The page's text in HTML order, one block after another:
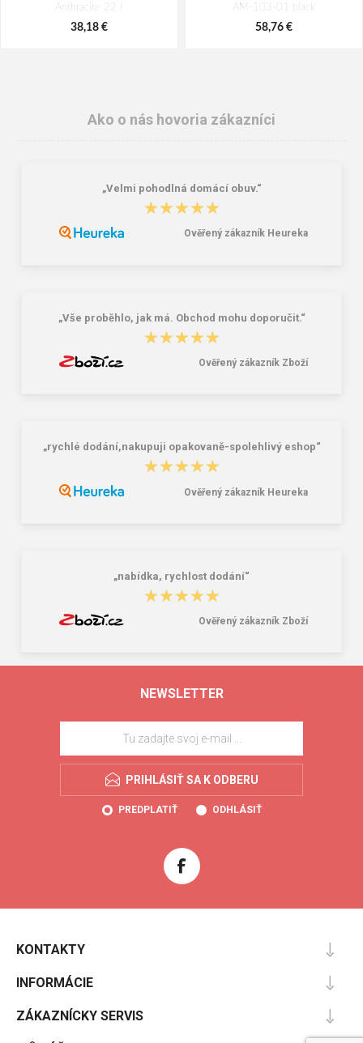
Anthracite 22 l
38,18 €
AM-103-01 black
58,76 €
Ako o nás hovoria zákazníci
„Velmi pohodlná domácí obuv.“
★★★★★
★★★★★
Ověřený zákazník Heureka
„Vše proběhlo, jak má. Obchod mohu doporučit.“
★★★★★
★★★★★
Ověřený zákazník Zboží
„rychlé dodání,nakupuji opakovaně-spolehlivý eshop“
★★★★★
★★★★★
Ověřený zákazník Heureka
„nabídka, rychlost dodání“
★★★★★
★★★★★
Ověřený zákazník Zboží
NEWSLETTER
PRIHLÁSIŤ SA K ODBERU
PREDPLATIŤ ODHLÁSIŤ
KONTAKTY
INFORMÁCIE
ZÁKAZNÍCKY SERVIS